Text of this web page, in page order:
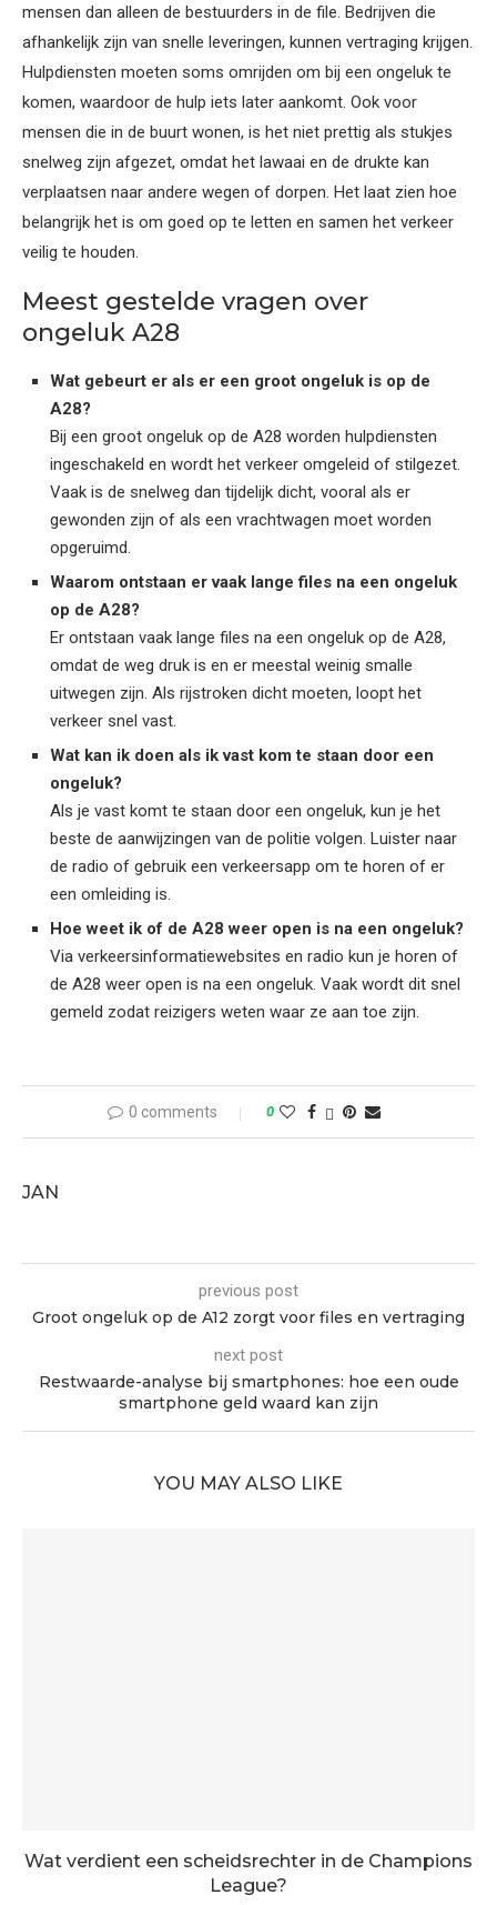
mensen dan alleen de bestuurders in de file. Bedrijven die
afhankelijk zijn van snelle leveringen, kunnen vertraging krijgen.
Hulpdiensten moeten soms omrijden om bij een ongeluk te
komen, waardoor de hulp iets later aankomt. Ook voor
mensen die in de buurt wonen, is het niet prettig als stukjes
snelweg zijn afgezet, omdat het lawaai en de drukte kan
verplaatsen naar andere wegen of dorpen. Het laat zien hoe
belangrijk het is om goed op te letten en samen het verkeer
veilig te houden.
Meest gestelde vragen over
ongeluk A28
Wat gebeurt er als er een groot ongeluk is op de
A28?
Bij een groot ongeluk op de A28 worden hulpdiensten
ingeschakeld en wordt het verkeer omgeleid of stilgezet.
Vaak is de snelweg dan tijdelijk dicht, vooral als er
gewonden zijn of als een vrachtwagen moet worden
opgeruimd.
Waarom ontstaan er vaak lange files na een ongeluk
op de A28?
Er ontstaan vaak lange files na een ongeluk op de A28,
omdat de weg druk is en er meestal weinig smalle
uitwegen zijn. Als rijstroken dicht moeten, loopt het
verkeer snel vast.
Wat kan ik doen als ik vast kom te staan door een
ongeluk?
Als je vast komt te staan door een ongeluk, kun je het
beste de aanwijzingen van de politie volgen. Luister naar
de radio of gebruik een verkeersapp om te horen of er
een omleiding is.
Hoe weet ik of de A28 weer open is na een ongeluk?
Via verkeersinformatiewebsites en radio kun je horen of
de A28 weer open is na een ongeluk. Vaak wordt dit snel
gemeld zodat reizigers weten waar ze aan toe zijn.
0 comments 0
JAN
previous post
Groot ongeluk op de A12 zorgt voor files en vertraging
next post
Restwaarde-analyse bij smartphones: hoe een oude
smartphone geld waard kan zijn
YOU MAY ALSO LIKE
Wat verdient een scheidsrechter in de Champions
League?